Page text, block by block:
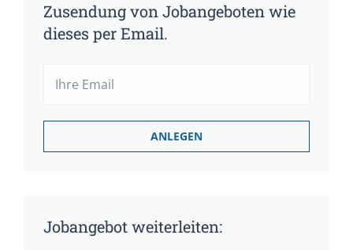
Zusendung von Jobangeboten wie
dieses per Email.
Jobangebot weiterleiten: